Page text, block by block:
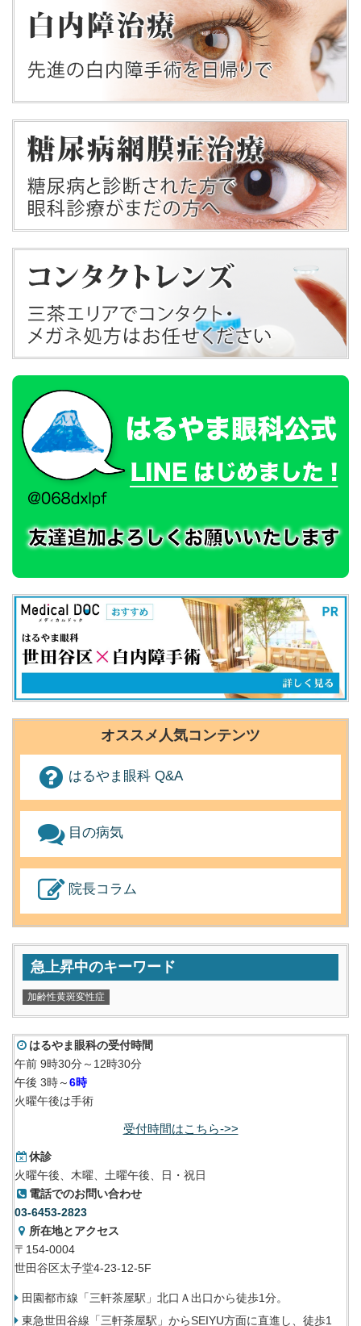
オススメ人気コンテンツ
はるやま眼科 Q&A
目の病気
院長コラム
急上昇中のキーワード
加齢性黄斑変性症
はるやま眼科の受付時間
午前 9時30分～12時30分
午後 3時～6時
火曜午後は手術
受付時間はこちら->>
休診
火曜午後、木曜、土曜午後、日・祝日
電話でのお問い合わせ
03-6453-2823
所在地とアクセス
〒154-0004
世田谷区太子堂4-23-12-5F
田園都市線「三軒茶屋駅」北口Ａ出口から徒歩1分。
東急世田谷線「三軒茶屋駅」からSEIYU方面に直進し、徒歩1